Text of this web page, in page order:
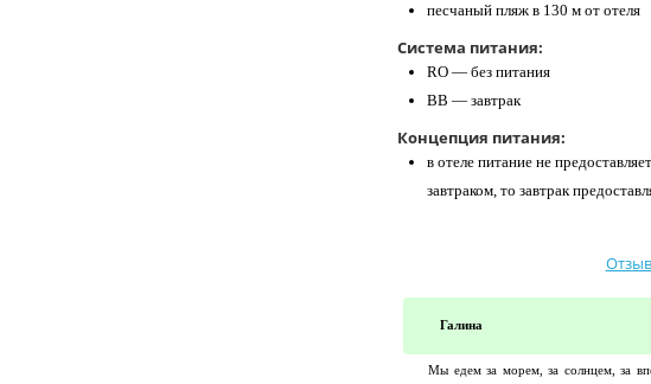
песчаный пляж в 130 м от отеля
Система питания:
RO — без питания
BB — завтрак
Концепция питания:
в отеле питание не
завтраком, то завтрак
Галина
Мы едем за морем, за солнцем, за